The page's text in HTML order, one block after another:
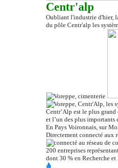
Centr'alp
Oubliant l'industrie d'hier,
du pôle Centr'alp les
Centr’Alpest le plus grand
et l’un des plus
En Pays Voironnais, sur
Directement connecté aux
200 entreprises
dont 30 % en Recherche